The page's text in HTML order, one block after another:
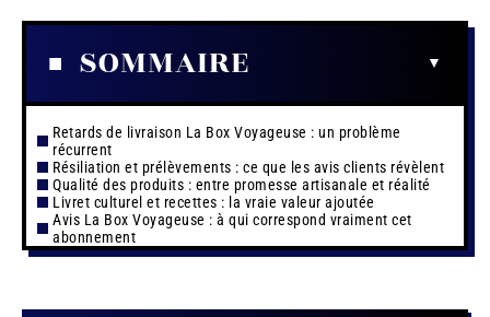
SOMMAIRE
Retards de livraison La Box Voyageuse : un problème
récurrent
Résiliation et prélèvements : ce que les avis clients révèlent
Qualité des produits : entre promesse artisanale et réalité
Livret culturel et recettes : la vraie valeur ajoutée
Avis La Box Voyageuse : à qui correspond vraiment cet
abonnement